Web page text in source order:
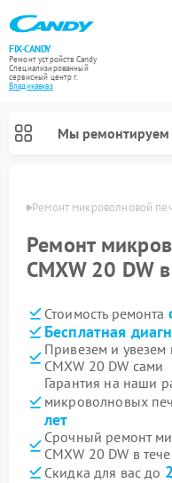
FIX-CANDY
Ремонт устройств Candy
Специализированный
cервисный центр г.
Владикавказ
Мы ремонтируем
Ремонт микроволновой
Ремонт
CMXW 20 DW
Стоимость ремонта
Бесплатная
Привезем и
CMXW 20 DW сами
Гарантия на наши
микроволновых
лет
Срочный ремонт
CMXW 20 DW в
Скидка для вас до